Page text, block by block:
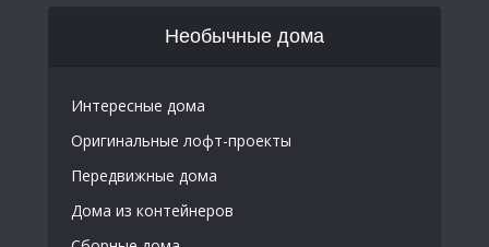
Необычные дома
Интересные дома
Оригинальные лофт-проекты
Передвижные дома
Дома из контейнеров